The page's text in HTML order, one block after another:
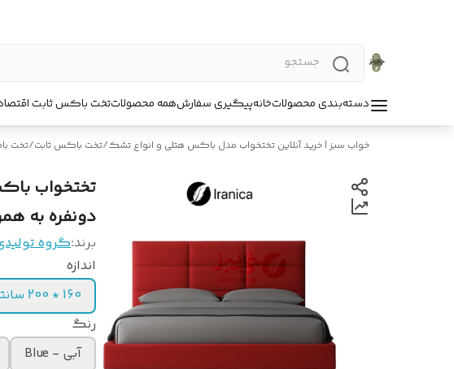
دسته‌بندی محصولاتخانهپیگیری سفارشهمه محصولاتتخت باکس ثابت
خواب سبز | خرید آنلاین تختخواب مدل باکس هتلی و انواع تشک/تخت باکس ثابت/تخت
دونفره به
برند:گروه
اندازه
160 * 200 سانتی متر (دو نفره)
رنگ
آبی - Blue